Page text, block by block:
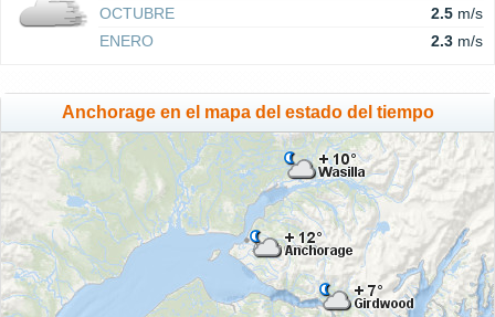
OCTUBRE
2.5 m/s
ENERO
2.3 m/s
Anchorage en el mapa del estado del tiempo